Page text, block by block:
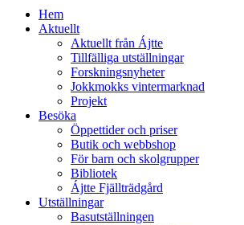
Hem
Aktuellt
Aktuellt från Ájtte
Tillfälliga utställningar
Forskningsnyheter
Jokkmokks vintermarknad
Projekt
Besöka
Öppettider och priser
Butik och webbshop
För barn och skolgrupper
Bibliotek
Ájtte Fjällträdgård
Utställningar
Basutställningen